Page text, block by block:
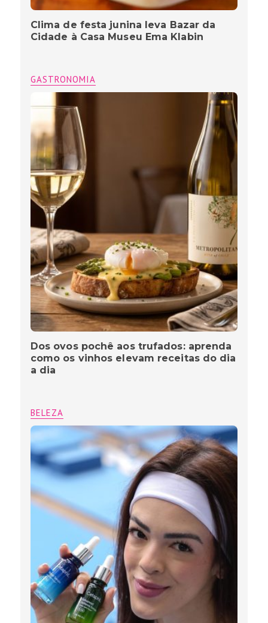
Clima de festa junina leva Bazar da
Cidade à Casa Museu Ema Klabin
GASTRONOMIA
Dos ovos pochê aos trufados: aprenda
como os vinhos elevam receitas do dia
a dia
BELEZA